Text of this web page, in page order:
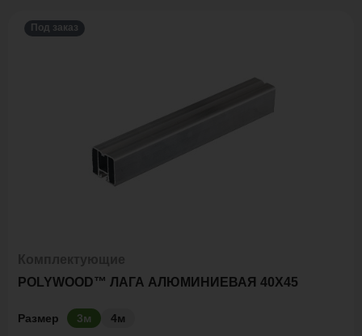
Под заказ
POLYWOOD™ ЛАГА АЛЮМИНИЕВАЯ 40Х45
Размер 3м 4м